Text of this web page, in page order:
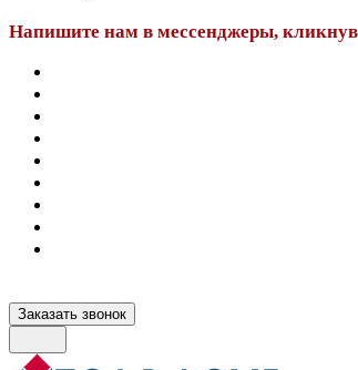
Напишите нам в мессенджеры,
Заказать звонок